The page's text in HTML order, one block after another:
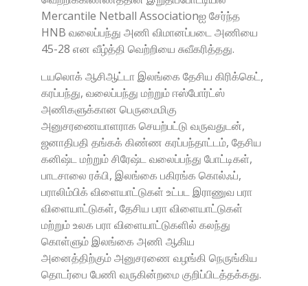
Mercantile Netball Associationஐ சேர்ந்த
HNB வலைப்பந்து அணி விமானப்படை அணியை
45-28 என வீழ்த்தி வெற்றியை சுவீகரித்தது.
டயலொக் ஆசிஆட்டா இலங்கை தேசிய கிரிக்கெட்,
கரப்பந்து, வலைப்பந்து மற்றும் ஈஸ்போர்ட்ஸ்
அணிகளுக்கான பெருமைமிகு
அனுசரணையாளராக செயற்பட்டு வருவதுடன்,
ஜனாதிபதி தங்கக் கிண்ண கரப்பந்தாட்டம், தேசிய
கனிஷ்ட மற்றும் சிரேஷ்ட வலைப்பந்து போட்டிகள்,
பாடசாலை ரக்பி, இலங்கை பகிரங்க கொல்ஃப்,
பராலிம்பிக் விளையாட்டுகள் உட்பட இராணுவ பரா
விளையாட்டுகள், தேசிய பரா விளையாட்டுகள்
மற்றும் உலக பரா விளையாட்டுகளில் கலந்து
கொள்ளும் இலங்கை அணி ஆகிய
அனைத்திற்கும் அனுசரணை வழங்கி நெருங்கிய
தொடர்பை பேணி வருகின்றமை குறிப்பிடத்தக்கது.